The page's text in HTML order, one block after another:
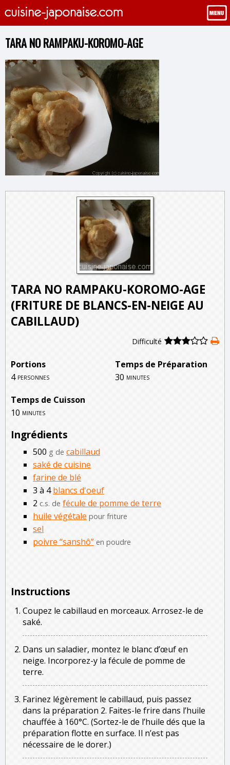
TARA NO RAMPAKU-KOROMO-AGE
TARA NO RAMPAKU-KOROMO-AGE
(FRITURE DE BLANCS-EN-NEIGE AU
CABILLAUD)
Difficulté
Portions
Temps de Préparation
4 personnes 30 minutes
Temps de Cuisson
10 minutes
Ingrédients
500 g de cabillaud
saké de cuisine
farine de blé
3 à 4 blancs d'oeuf
2 c.s. de fécule de pomme de terre
huile végétale pour friture
sel
poivre “sanshô” en poudre
Instructions
Coupez le cabillaud en morceaux. Arrosez-le de
saké.
Dans un saladier, montez le blanc d’œuf en
neige. Incorporez-y la fécule de pomme de
terre.
Farinez légèrement le cabillaud, puis passez
dans la préparation 2. Faites-le frire dans l’huile
chauffée à 160°C. (Sortez-le de l’huile dés que la
préparation flotte en surface. Il n’est pas
nécessaire de le dorer.)